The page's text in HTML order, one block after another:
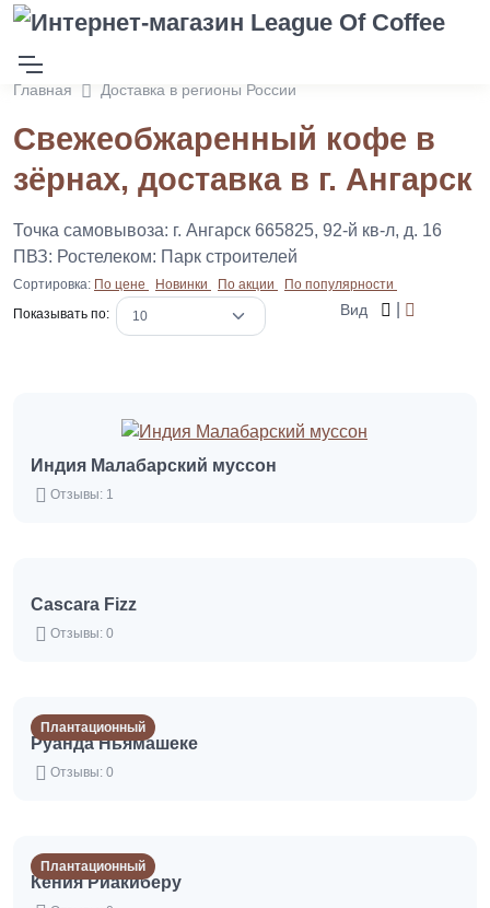
Главная Доставка в регионы России
Свежеобжаренный кофе в
зёрнах, доставка в г. Ангарск
Точка самовывоза: г. Ангарск 665825, 92-й кв-л, д. 16
ПВЗ: Ростелеком: Парк строителей
Сортировка: По цене Новинки По акции
По популярности
Показывать по:
Вид
Индия Малабарский муссон
Отзывы: 1
Cascara Fizz
Отзывы: 0
Плантационный
Руанда Ньямашеке
Отзывы: 0
Плантационный
Кения Риакиберу